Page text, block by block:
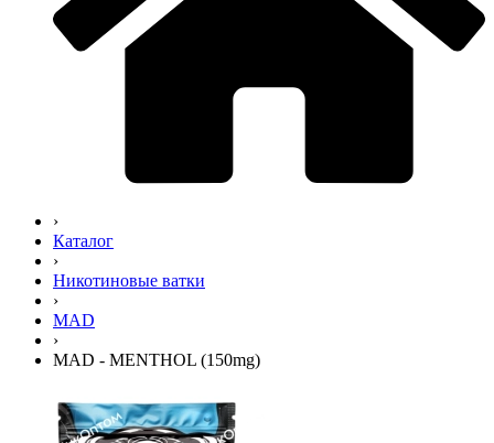
›
Каталог
›
Никотиновые ватки
›
MAD
›
MAD - MENTHOL (150mg)